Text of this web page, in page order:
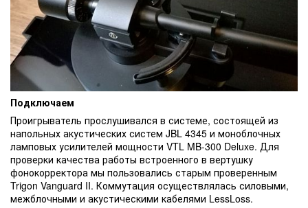
Подключаем
Проигрыватель прослушивался в системе, состоящей из
напольных акустических систем JBL 4345 и моноблочных
ламповых усилителей мощности VTL MB-300 Deluxe. Для
проверки качества работы встроенного в вертушку
фонокорректора мы пользовались старым проверенным
Trigon Vanguard II. Коммутация осуществлялась силовыми,
межблочными и акустическими кабелями LessLoss.